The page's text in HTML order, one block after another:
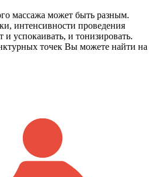
массажа может быть разным.
интенсивности проведения
и успокаивать, и тонизировать.
точек Вы можете найти на